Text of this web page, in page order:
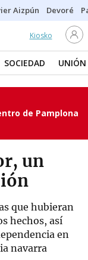
Aizpún Devoré
Kiosko
SOCIEDAD UNIÓN
de Pamplona
un
que hubieran
hechos, así
en
navarra